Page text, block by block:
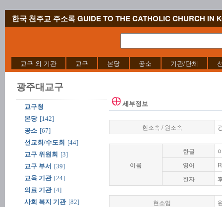
한국 천주교 주소록 GUIDE TO THE CATHOLIC CHURCH IN
교구 외 기관 교구 본당 공소 기관/단체
광주대교구
교구청
본당 [142]
공소 [67]
선교회/수도회 [44]
교구 위원회 [3]
교구 부서 [39]
교육 기관 [24]
의료 기관 [4]
사회 복지 기관 [82]
세부정보
현소속 / 원소속
이름
한글
영어
한자
현소임